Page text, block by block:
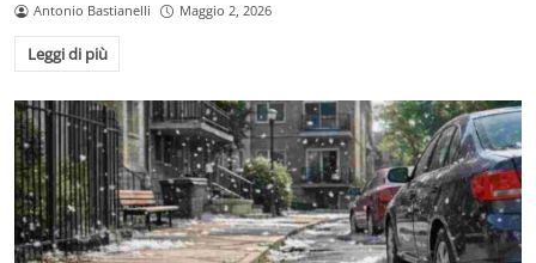
Antonio Bastianelli Maggio 2, 2026
Leggi di più